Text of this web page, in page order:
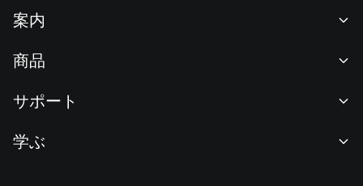
案内
ニュースルーム
F1 Oracle Red Bull Racing 公式スポンサー
商品
現物取引
サポート
学ぶ